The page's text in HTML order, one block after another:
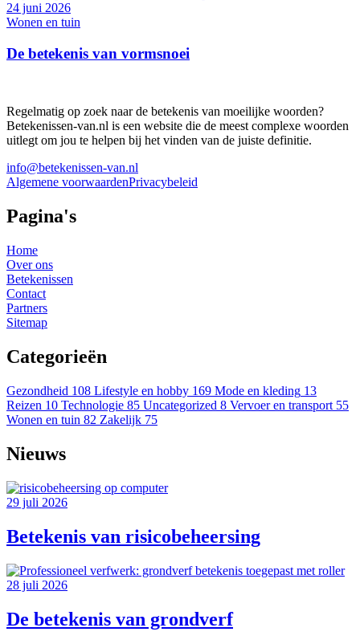
24 juni 2026
Wonen en tuin
De betekenis van vormsnoei
Regelmatig op zoek naar de betekenis van moeilijke woorden?
Betekenissen-van.nl is een website die de meest complexe woorden
uitlegt om jou te helpen bij het vinden van de juiste definitie.
info@betekenissen-van.nl
Algemene voorwaardenPrivacybeleid
Pagina's
Home
Over ons
Betekenissen
Contact
Partners
Sitemap
Categorieën
Gezondheid 108 Lifestyle en hobby 169 Mode en kleding 13
Reizen 10 Technologie 85 Uncategorized 8 Vervoer en transport 55
Wonen en tuin 82 Zakelijk 75
Nieuws
29 juli 2026
Betekenis van risicobeheersing
28 juli 2026
De betekenis van grondverf